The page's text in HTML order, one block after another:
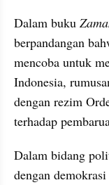
Dalam buku
berpandangan
mencoba untuk
Indonesia,
dengan rezim
terhadap
Dalam bidang
dengan